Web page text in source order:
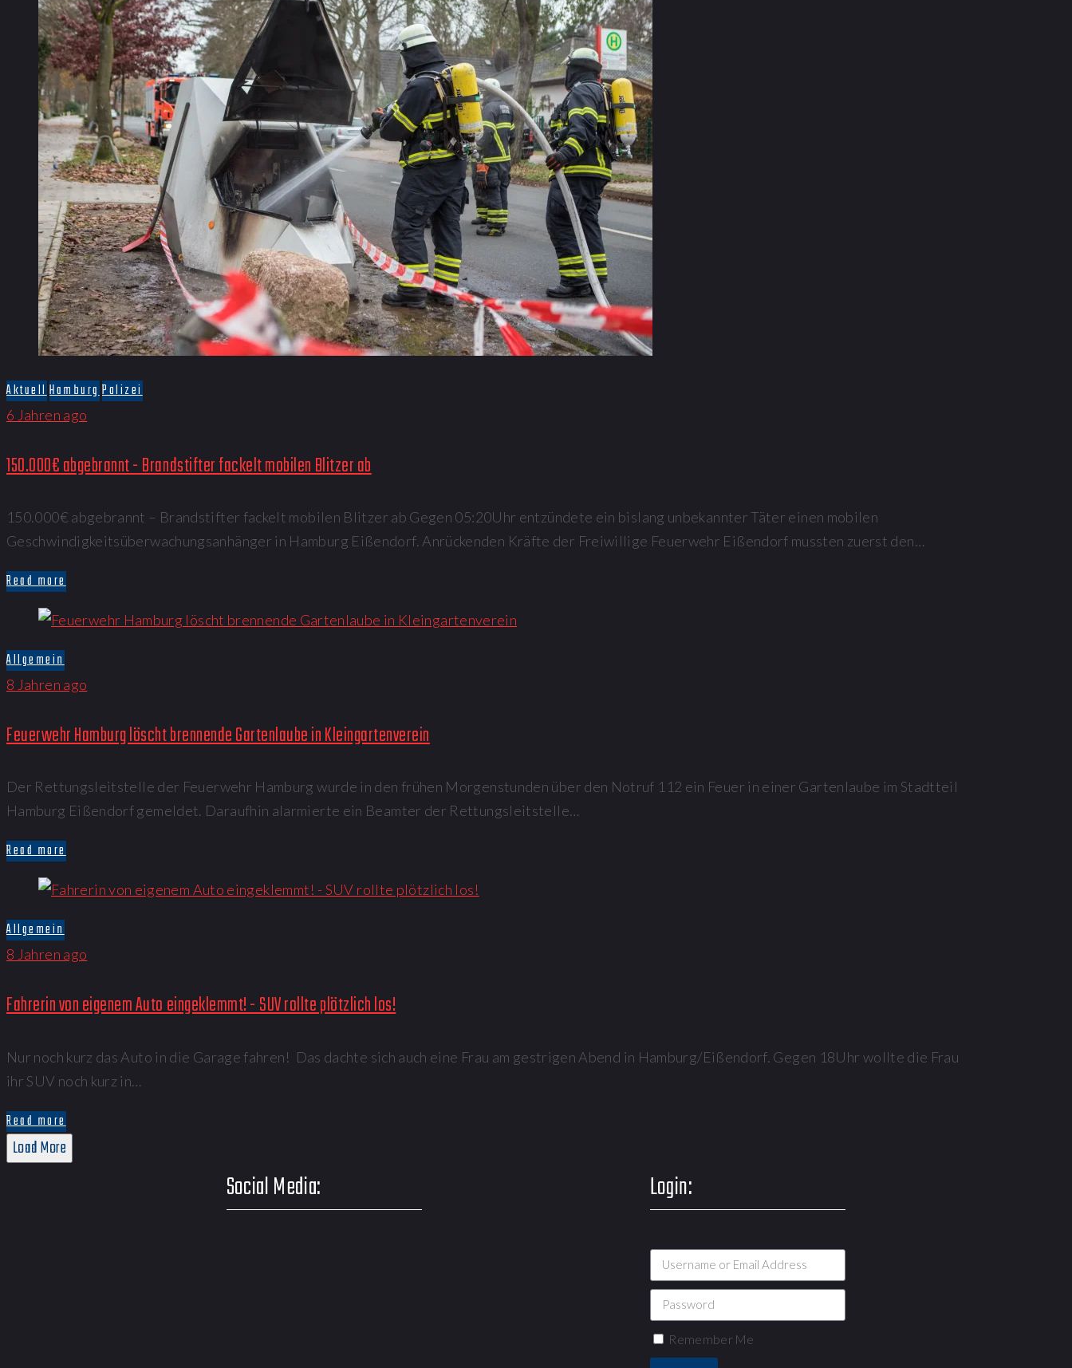
AktuellHamburgPolizei
6 Jahren ago
150.000€ abgebrannt - Brandstifter fackelt mobilen Blitzer ab
150.000€ abgebrannt – Brandstifter fackelt mobilen Blitzer ab Gegen 05:20Uhr entzündete ein bislang unbekannter Täter einen mobilen
Geschwindigkeitsüberwachungsanhänger in Hamburg Eißendorf. Anrückenden Kräfte der Freiwillige Feuerwehr Eißendorf mussten zuerst den…
Read more
Allgemein
8 Jahren ago
Feuerwehr Hamburg löscht brennende Gartenlaube in Kleingartenverein
Der Rettungsleitstelle der Feuerwehr Hamburg wurde in den frühen Morgenstunden über den Notruf 112 ein Feuer in einer Gartenlaube im Stadtteil
Hamburg Eißendorf gemeldet. Daraufhin alarmierte ein Beamter der Rettungsleitstelle…
Read more
Allgemein
8 Jahren ago
Fahrerin von eigenem Auto eingeklemmt! - SUV rollte plötzlich los!
Nur noch kurz das Auto in die Garage fahren! Das dachte sich auch eine Frau am gestrigen Abend in Hamburg/Eißendorf. Gegen 18Uhr wollte die Frau
ihr SUV noch kurz in…
Read more
Load More
Social Media: Login:
Remember Me